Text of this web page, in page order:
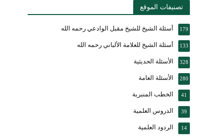
تصنيفات الموقع
أسئلة الشيخ للشيخ مقبل الوادعي رحمه الله 179
أسئلة الشيخ للعلامة الألباني رحمه الله 133
الأسئلة الحديثية 328
الأسئلة العامة 280
الخطب المنبرية 41
الدروس العلمية 39
الردود العلمية 14